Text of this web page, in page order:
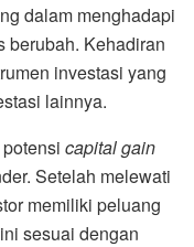
dalam menghadapi
berubah. Kehadiran
investasi yang
lainnya.
capital gain
Setelah melewati
memiliki peluang
sesuai dengan